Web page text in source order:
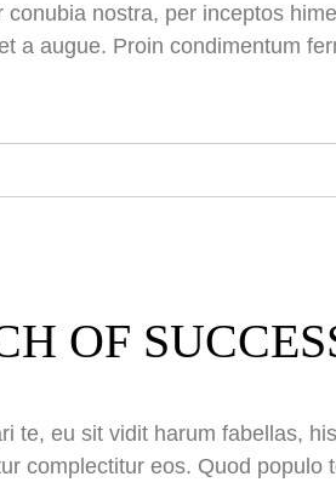
conubia nostra, per inceptos
a augue. Proin condimentum
OF
te, eu sit vidit harum fabellas,
complectitur eos. Quod